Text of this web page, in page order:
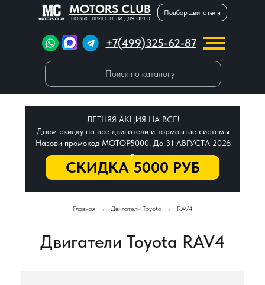
MOTORS CLUB
новые двигатели для авто
Подбор двигателя
+7(499)325-62-87
Поиск по каталогу
СКИДКА 5000 РУБ
ЛЕТНЯЯ АКЦИЯ НА ВСЕ!
Даем скидку на все двигатели и тормозные системы
Назови промокод МОТОР5000. До 31 АВГУСТА 2026
г.
Главная → Двигатели Toyota → RAV4
Двигатели Toyota RAV4